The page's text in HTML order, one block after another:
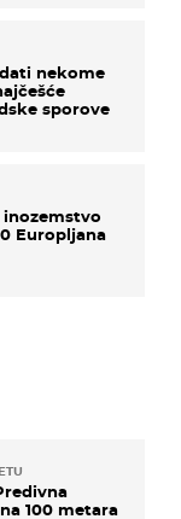
100 metara
nekome
sporove
Europljana